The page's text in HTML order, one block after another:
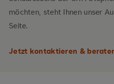
möchten, steht Ihnen unser
Seite.
Jetzt kontaktieren &